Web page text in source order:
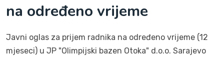
na određeno vrijeme
Javni oglas za prijem radnika na određeno vrijeme (12
mjeseci) u JP "Olimpijski bazen Otoka" d.o.o. Sarajevo